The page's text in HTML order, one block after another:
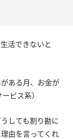
活できないと
ある月、お金が
ビス系）
しても割り勘に
由を言ってくれ